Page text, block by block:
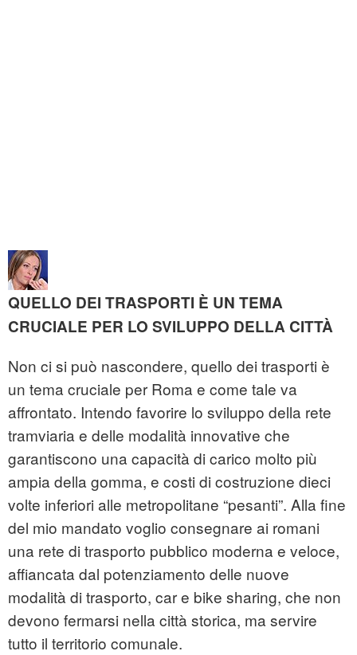
QUELLO DEI TRASPORTI È UN TEMA
CRUCIALE PER LO SVILUPPO DELLA CITTÀ
Non ci si può nascondere, quello dei trasporti è
un tema cruciale per Roma e come tale va
affrontato. Intendo favorire lo sviluppo della rete
tramviaria e delle modalità innovative che
garantiscono una capacità di carico molto più
ampia della gomma, e costi di costruzione dieci
volte inferiori alle metropolitane “pesanti”. Alla fine
del mio mandato voglio consegnare ai romani
una rete di trasporto pubblico moderna e veloce,
affiancata dal potenziamento delle nuove
modalità di trasporto, car e bike sharing, che non
devono fermarsi nella città storica, ma servire
tutto il territorio comunale.